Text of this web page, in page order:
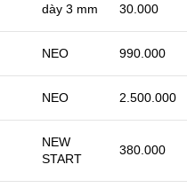
dày 3 mm 30.000
NEO 990.000
NEO 2.500.000
NEW
START
380.000